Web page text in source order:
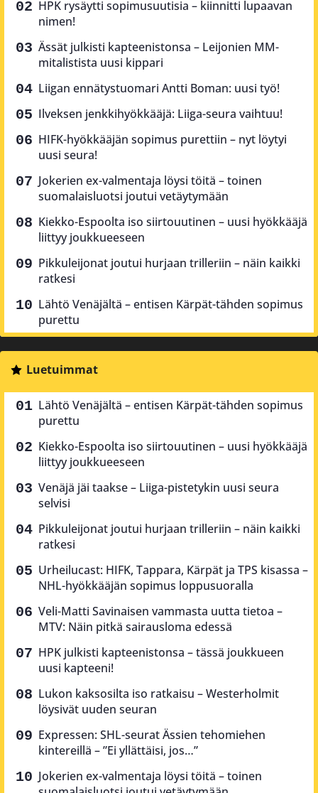
HPK rysäytti sopimusuutisia – kiinnitti lupaavan
nimen!
Ässät julkisti kapteenistonsa – Leijonien MM-
mitalistista uusi kippari
Liigan ennätystuomari Antti Boman: uusi työ!
Ilveksen jenkkihyökkääjä: Liiga-seura vaihtuu!
HIFK-hyökkääjän sopimus purettiin – nyt löytyi
uusi seura!
Jokerien ex-valmentaja löysi töitä – toinen
suomalaisluotsi joutui vetäytymään
Kiekko-Espoolta iso siirtouutinen – uusi hyökkääjä
liittyy joukkueeseen
Pikkuleijonat joutui hurjaan trilleriin – näin kaikki
ratkesi
Lähtö Venäjältä – entisen Kärpät-tähden sopimus
purettu
Luetuimmat
Lähtö Venäjältä – entisen Kärpät-tähden sopimus
purettu
Kiekko-Espoolta iso siirtouutinen – uusi hyökkääjä
liittyy joukkueeseen
Venäjä jäi taakse – Liiga-pistetykin uusi seura
selvisi
Pikkuleijonat joutui hurjaan trilleriin – näin kaikki
ratkesi
Urheilucast: HIFK, Tappara, Kärpät ja TPS kisassa –
NHL-hyökkääjän sopimus loppusuoralla
Veli-Matti Savinaisen vammasta uutta tietoa –
MTV: Näin pitkä sairausloma edessä
HPK julkisti kapteenistonsa – tässä joukkueen
uusi kapteeni!
Lukon kaksosilta iso ratkaisu – Westerholmit
löysivät uuden seuran
Expressen: SHL-seurat Ässien tehomiehen
kintereillä – ”Ei yllättäisi, jos…”
Jokerien ex-valmentaja löysi töitä – toinen